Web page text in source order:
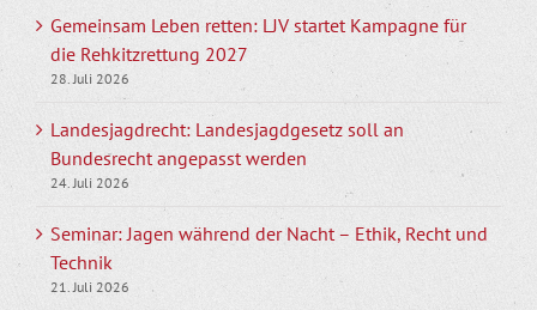
Gemeinsam Leben retten: LJV startet Kampagne für
die Rehkitzrettung 2027
28. Juli 2026
Landesjagdrecht: Landesjagdgesetz soll an
Bundesrecht angepasst werden
24. Juli 2026
Seminar: Jagen während der Nacht – Ethik, Recht und
Technik
21. Juli 2026